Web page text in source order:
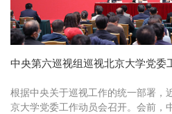
中央第六巡视组巡视北京大学党委
根据中央关于巡视工作的统一部署，
京大学党委工作动员会召开。会前，